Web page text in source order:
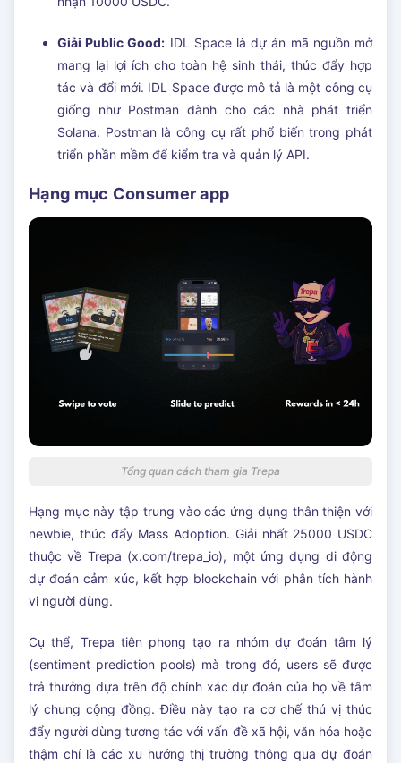
Giải Public Good: IDL Space là dự án mã nguồn mở
mang lại lợi ích cho toàn hệ sinh thái, thúc đẩy hợp
tác và đổi mới. IDL Space được mô tả là một công cụ
giống như Postman dành cho các nhà phát triển
Solana. Postman là công cụ rất phổ biến trong phát
triển phần mềm để kiểm tra và quản lý API.
Hạng mục Consumer app
Tổng quan cách tham gia Trepa
Hạng mục này tập trung vào các ứng dụng thân thiện với
newbie, thúc đẩy Mass Adoption. Giải nhất 25000 USDC
thuộc về Trepa (x.com/trepa_io), một ứng dụng di động
dự đoán cảm xúc, kết hợp blockchain với phân tích hành
vi người dùng.
Cụ thể, Trepa tiên phong tạo ra nhóm dự đoán tâm lý
(sentiment prediction pools) mà trong đó, users sẽ được
trả thưởng dựa trên độ chính xác dự đoán của họ về tâm
lý chung cộng đồng. Điều này tạo ra cơ chế thú vị thúc
đẩy người dùng tương tác với vấn đề xã hội, văn hóa hoặc
thậm chí là các xu hướng thị trường thông qua dự đoán